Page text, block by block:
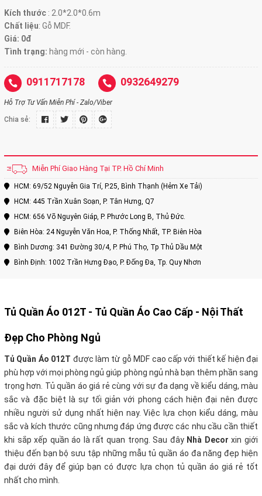
Kích thước : 2.0*2.0*0.6m
Chất liệu: Gỗ MDF.
Giá: 0đ
Tình trạng: hàng mới - còn hàng.
0911717178 0932649279
Hỗ Trợ Tư Vấn Miễn Phí - Zalo/Viber
Chia sẻ:
Miễn Phí Giao Hàng Tại TP. Hồ Chí Minh
HCM: 69/52 Nguyễn Gia Trí, P.25, Bình Thạnh (Hẻm Xe Tải)
HCM: 445 Trần Xuân Soạn, P. Tân Hưng, Q7
HCM: 656 Võ Nguyên Giáp, P. Phước Long B, Thủ Đức.
Biên Hòa: 24 Nguyễn Văn Hoa, P. Thống Nhất, TP. Biên Hòa
Bình Dương: 341 Đường 30/4, P. Phú Thọ, Tp Thủ Dầu Một
Bình Định: 1002 Trần Hưng Đạo, P. Đống Đa, Tp. Quy Nhơn
Tủ Quần Áo 012T - Tủ Quần Áo Cao Cấp - Nội Thất
Đẹp Cho Phòng Ngủ
Tủ Quần Áo 012T được làm từ gỗ MDF cao cấp với thiết kế hiện đại
phù hợp với mọi phòng ngủ giúp phòng ngủ nhà bạn thêm phần sang
trọng hơn. Tủ quần áo giá rẻ cùng với sự đa dạng về kiểu dáng, màu
sắc và đặc biệt là sự tối giản với phong cách hiện đại nên được
nhiều người sử dụng nhất hiện nay. Việc lựa chọn kiểu dáng, màu
sắc và kích thước cũng nhưng đáp ứng được các nhu cầu cần thiết
khi sắp xếp quần áo là rất quan trọng. Sau đây Nhà Decor xin giới
thiệu đến bạn bộ sưu tập những mẫu tủ quần áo đa năng đẹp hiện
đại dưới đây để giúp bạn có được lựa chọn tủ quần áo giá rẻ tốt
nhất cho mình.